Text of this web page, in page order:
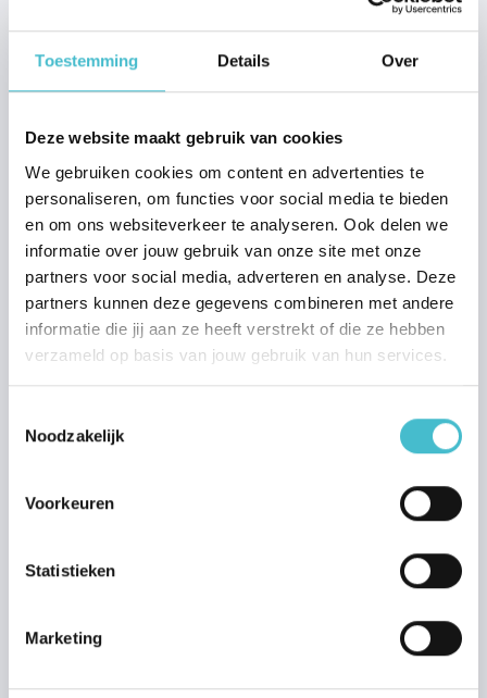
Toestemming Details Over
Deze website maakt gebruik van cookies
We gebruiken cookies om content en advertenties te
personaliseren, om functies voor social media te bieden
en om ons websiteverkeer te analyseren. Ook delen we
informatie over jouw gebruik van onze site met onze
partners voor social media, adverteren en analyse. Deze
partners kunnen deze gegevens combineren met andere
informatie die jij aan ze heeft verstrekt of die ze hebben
verzameld op basis van jouw gebruik van hun services.
Noodzakelijk
Voorkeuren
Statistieken
Marketing
Waardebepaling
Stille verkoop
Transparant bieden met Hans
Aankoop
Stap voor stap aankopen
Zoekprofiel aanmaken